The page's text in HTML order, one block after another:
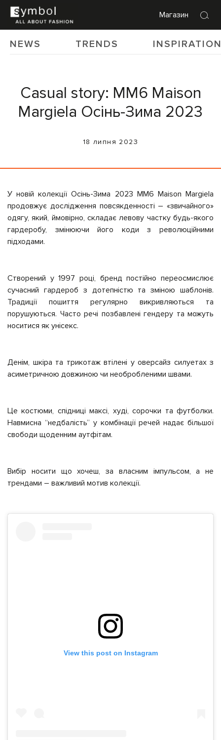
Магазин
NEWS TRENDS
Сasual story: MM6 Maison
Margiela Осінь-Зима 2023
18 липня 2023
У новій колекції Осінь-Зима 2023 MM6 Maison Margiela
продовжує дослідження повсякденності – «звичайного»
одягу, який, ймовірно, складає левову частку будь-якого
гардеробу, змінюючи його коди з революційними
підходами.
Створений у 1997 році, бренд постійно переосмислює
сучасний гардероб з дотепністю та зміною шаблонів.
Традиції пошиття регулярно викривляються та
порушуються. Часто речі позбавлені гендеру та можуть
носитися як унісекс.
Денім, шкіра та трикотаж втілені у оверсайз силуетах з
асиметричною довжиною чи необробленими швами.
Це костюми, спідниці максі, худі, сорочки та футболки.
Навмисна “недбалість” у комбінації речей надає більшої
свободи щоденним аутфітам.
Вибір носити що хочеш, за власним імпульсом, а не
трендами – важливий мотив колекції.
View this post on Instagram